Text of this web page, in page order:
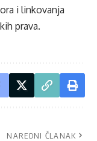
i linkovanja
prava.
NAREDNI ČLANAK